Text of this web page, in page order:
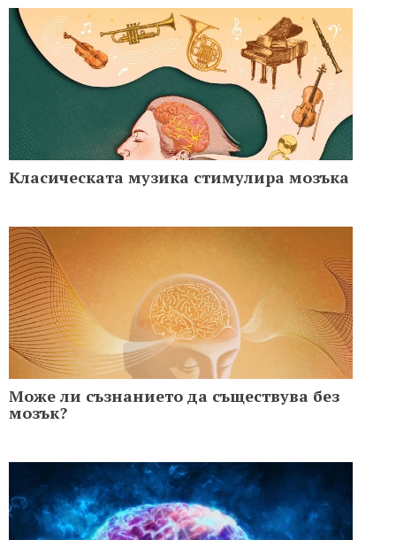
Класическата музика стимулира мозъка
Може ли съзнанието да съществува без
мозък?